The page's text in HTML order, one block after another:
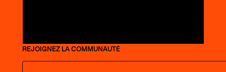
REJOIGNEZ LA COMMUNAUTÉ